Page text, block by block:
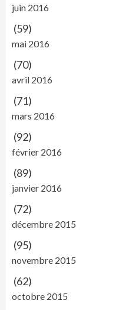
juin 2016
(59)
mai 2016
(70)
avril 2016
(71)
mars 2016
(92)
février 2016
(89)
janvier 2016
(72)
décembre 2015
(95)
novembre 2015
(62)
octobre 2015